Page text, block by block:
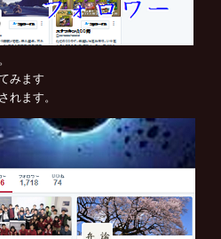
みます
れます。